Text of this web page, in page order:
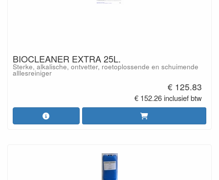
BIOCLEANER EXTRA 25L.
Sterke, alkalische, ontvetter, roetoplossende en schuimende
alllesreiniger
€ 125.83
€ 152.26 inclusief btw